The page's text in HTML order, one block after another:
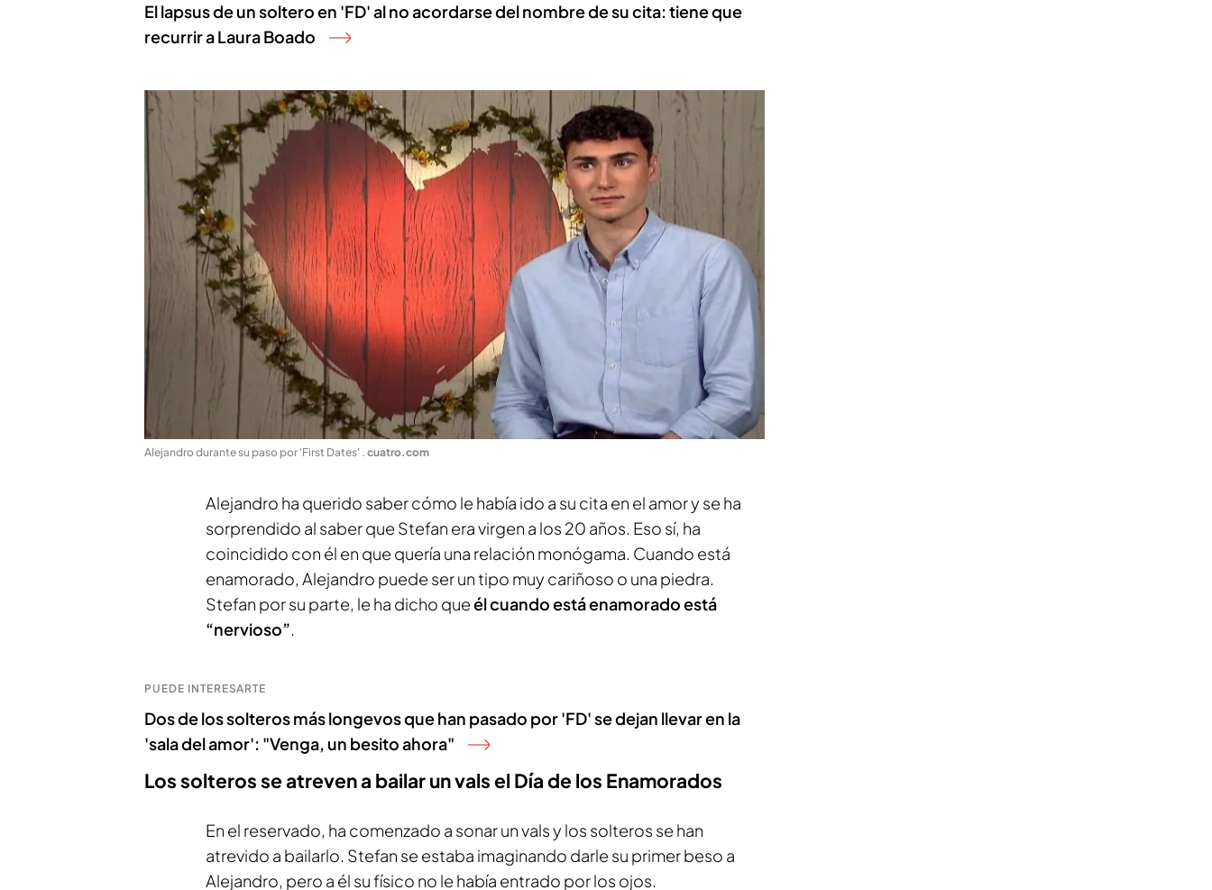
El lapsus de un soltero en 'FD' al no acordarse del nombre de su cita: tiene que
recurrir a Laura Boado
Alejandro durante su paso por 'First Dates' . cuatro.com
Alejandro ha querido saber cómo le había ido a su cita en el amor y se ha
sorprendido al saber que Stefan era virgen a los 20 años. Eso sí, ha
coincidido con él en que quería una relación monógama. Cuando está
enamorado, Alejandro puede ser un tipo muy cariñoso o una piedra.
Stefan por su parte, le ha dicho queél cuando está enamorado está
“nervioso”.
PUEDE INTERESARTE
Dos de los solteros más longevos que han pasado por 'FD' se dejan llevar en la
'sala del amor': "Venga, un besito ahora"
Los solteros se atreven a bailar un vals el Día de los Enamorados
En el reservado, ha comenzado a sonar un vals y los solteros se han
atrevido a bailarlo. Stefan se estaba imaginando darle su primer beso a
Alejandro, pero a él su físico no le había entrado por los ojos.